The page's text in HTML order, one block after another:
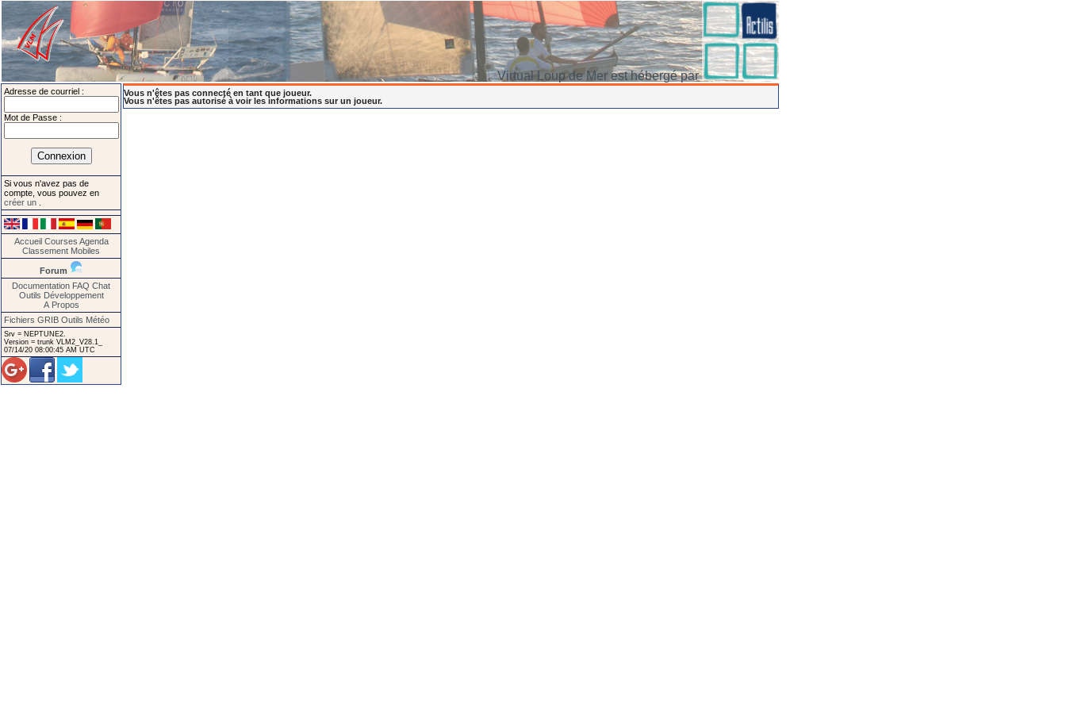
Virtual Loup de Mer est hébergé par
Adresse de courriel :
Mot de Passe :
Si vous n'avez pas de
compte, vous pouvez en
créer un
Accueil Courses Agenda
Classement Mobiles
Forum
Documentation FAQ Chat
Outils Développement
A Propos
Fichiers GRIB Outils Météo
Srv = NEPTUNE2.
Version = trunk VLM2_V28.1_
07/14/20 08:00:45 AM UTC
Vous n'êtes pas connecté en tant que joueur.
Vous n'êtes pas autorisé à voir les informations sur un joueur.